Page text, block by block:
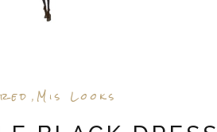
, Mis Looks